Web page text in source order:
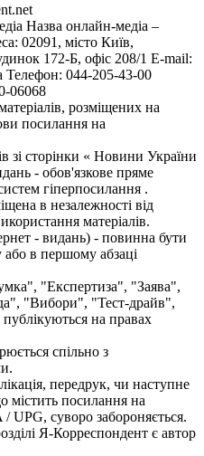
Назва онлайн-медіа –
02091, місто Київ,
172-Б, офіс 208/1 E-mail:
Телефон: 044-205-43-00
06068
розміщених на
посилання на
зі сторінки « Новини України
- обов'язкове пряме
гіперпосилання .
в незалежності від
матеріалів.
- видань) - повинна бути
або в першому абзаці
"Експертиза", "Заява",
"Вибори", "Тест-драйв",
на правах
спільно з
передрук, чи наступне
містить посилання на
UPG, суворо забороняється.
Я-Корреспондент є автор